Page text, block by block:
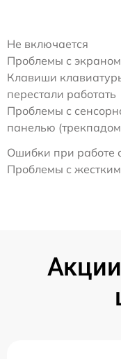
Не включается
Проблемы с экраном
Клавиши
перестали работать
Проблемы с
панелью
Ошибки при работе
Проблемы с